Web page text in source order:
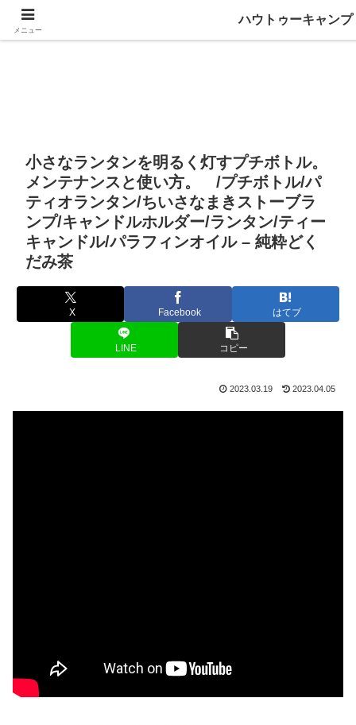
小さなランタンを明るく灯すプチボトル。
メンテナンスと使い方。 /プチボトル/パ
ティオランタン/ちいさなまきストーブラ
ンプ/キャンドルホルダー/ランタン/ティー
キャンドル/パラフィンオイル – 純粋どく
だみ茶
X Facebook はてブ
LINE コピー
2023.03.19 2023.04.05
メニュー
ハウトゥーキャンプ